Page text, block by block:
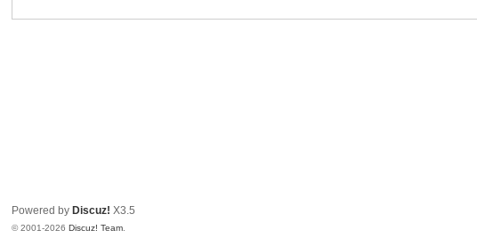
Powered by Discuz! X3.5
© 2001-2026Discuz! Team